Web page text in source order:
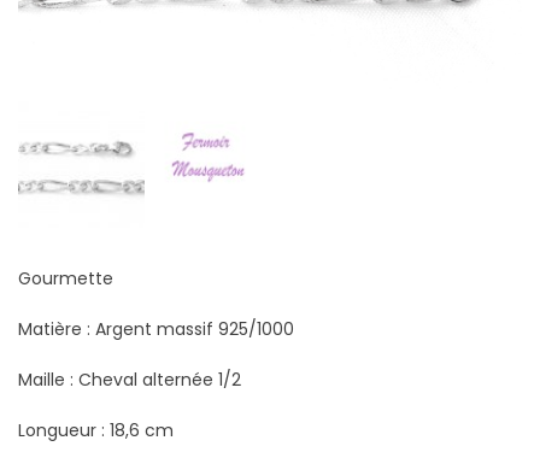
Gourmette
Matière : Argent massif 925/1000
Maille : Cheval alternée 1/2
Longueur : 18,6 cm